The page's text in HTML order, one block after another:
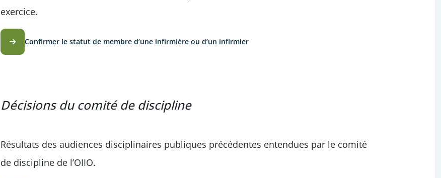
exercice.
Confirmer le statut de membre d’une infirmière ou d’un infirmier
Décisions du comité de discipline
Résultats des audiences disciplinaires publiques précédentes entendues par le comité
de discipline de l’OIIO.